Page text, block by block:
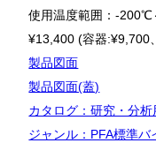
使用温度範囲：-
¥13,400 (容器:¥9,700
製品図面
製品図面(蓋)
カタログ：研究・分析
ジャンル：PFA標準バ